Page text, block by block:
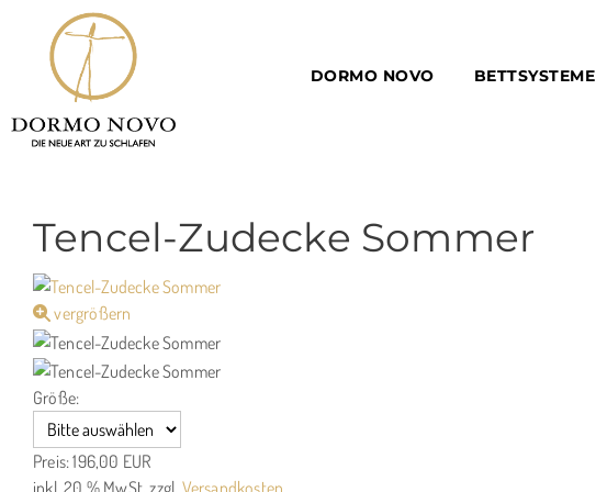
DORMO NOVO BETTSYSTEME
Tencel-Zudecke Sommer
vergrößern
Größe:
Preis:196,00 EUR
inkl. 20 % MwSt. zzgl. Versandkosten